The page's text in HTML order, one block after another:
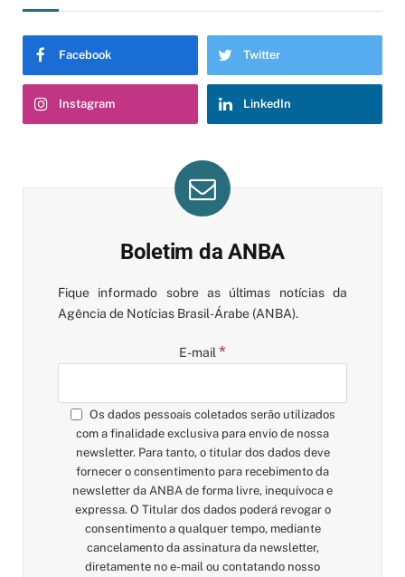
Facebook Twitter
Instagram LinkedIn
Boletim da ANBA
Fique informado sobre as últimas notícias da
Agência de Notícias Brasil-Árabe (ANBA).
E-mail *
Os dados pessoais coletados serão utilizados
com a finalidade exclusiva para envio de nossa
newsletter. Para tanto, o titular dos dados deve
fornecer o consentimento para recebimento da
newsletter da ANBA de forma livre, inequívoca e
expressa. O Titular dos dados poderá revogar o
consentimento a qualquer tempo, mediante
cancelamento da assinatura da newsletter,
diretamente no e-mail ou contatando nosso